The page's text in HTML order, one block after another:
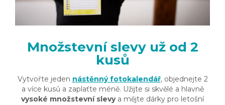
Množstevní slevy už od 2
kusů
Vytvořte jeden nástěnný fotokalendář, objednejte 2
a více kusů a zaplaťte méně. Užijte si skvělé a hlavně
vysoké množstevní slevya mějte dárky pro letošní